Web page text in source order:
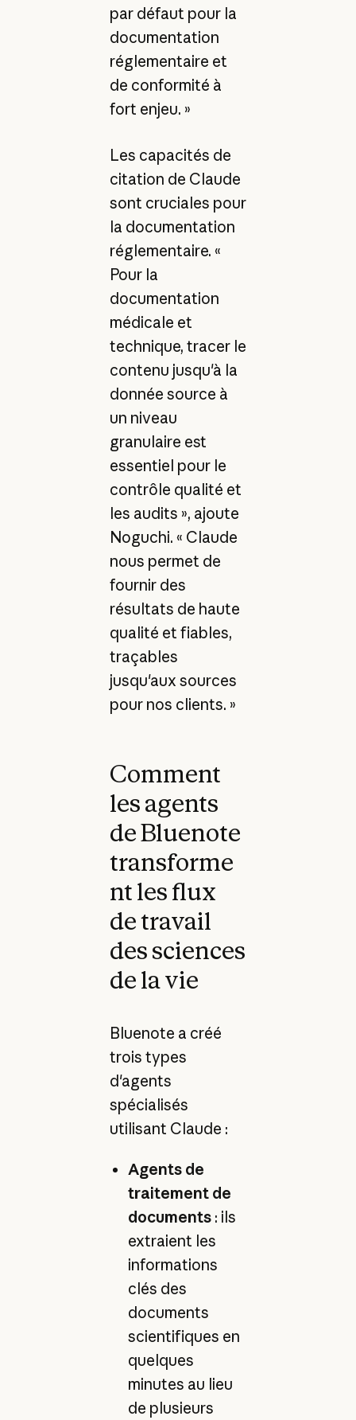
par défaut pour la
documentation
réglementaire et
de conformité à
fort enjeu. »
Les capacités de
citation de Claude
sont cruciales pour
la documentation
réglementaire. «
Pour la
documentation
médicale et
technique, tracer le
contenu jusqu'à la
donnée source à
un niveau
granulaire est
essentiel pour le
contrôle qualité et
les audits », ajoute
Noguchi. « Claude
nous permet de
fournir des
résultats de haute
qualité et fiables,
traçables
jusqu'aux sources
pour nos clients. »
Comment
les agents
de Bluenote
transforme
nt les flux
de travail
des sciences
de la vie
Bluenote a créé
trois types
d'agents
spécialisés
utilisant Claude :
Agents de
traitement de
documents: ils
extraient les
informations
clés des
documents
scientifiques en
quelques
minutes au lieu
de plusieurs